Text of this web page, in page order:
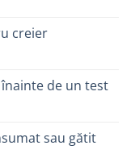
creier
de un test
sau gătit